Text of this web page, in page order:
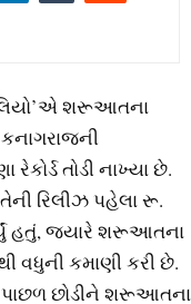
શરૂઆતના
તોડી નાખ્યા છે.
રિલીઝ પહેલા રૂ.
હતું, જ્યારે શરૂઆતના
વધુની કમાણી કરી છે.
પાછળ છોડીને શરૂઆતના